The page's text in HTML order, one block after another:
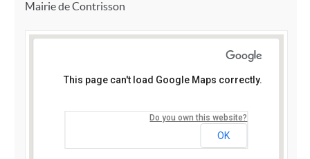
Mairie de Contrisson
This page can't load Google Maps correctly.
Do you own this website?
OK